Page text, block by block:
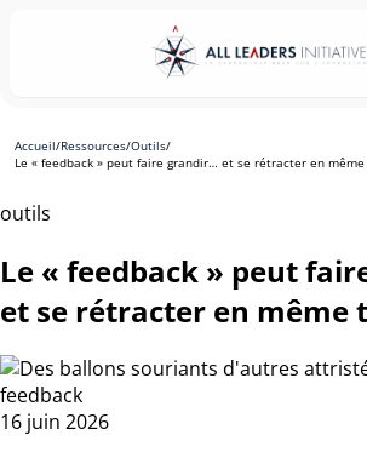
Accueil/Ressources/Outils/
Le « feedback » peut faire grandir… et se rétracter en
outils
Le « feedback » peut
et se rétracter en même
16 juin 2026